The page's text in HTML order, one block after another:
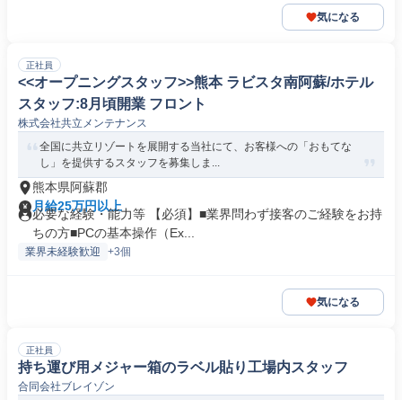
気になる
正社員
<<オープニングスタッフ>>熊本 ラビスタ南阿蘇/ホテル
スタッフ:8月頃開業 フロント
株式会社共立メンテナンス
全国に共立リゾートを展開する当社にて、お客様への「おもてな
し」を提供するスタッフを募集しま...
熊本県阿蘇郡
月給25万円以上
必要な経験・能力等 【必須】■業界問わず接客のご経験をお持
ちの方■PCの基本操作（Ex...
業界未経験歓迎 +3個
気になる
正社員
持ち運び用メジャー箱のラベル貼り工場内スタッフ
合同会社ブレイゾン